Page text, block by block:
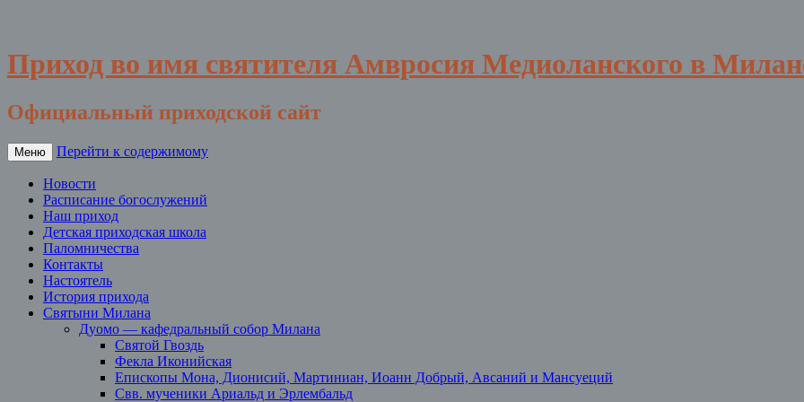
Приход во имя святителя Амвросия Медиоланского в
Официальный приходской сайт
Меню Перейти к содержимому
Новости
Расписание богослужений
Наш приход
Детская приходская школа
Паломничества
Контакты
Настоятель
История прихода
Святыни Милана
Дуомо — кафедральный собор Милана
Святой Гвоздь
Фекла Иконийская
Епископы Мона, Дионисий, Мартиниан, Иоанн Добрый, Авсаний и Мансуеций
Свв. мученики Ариальд и Эрлембальд